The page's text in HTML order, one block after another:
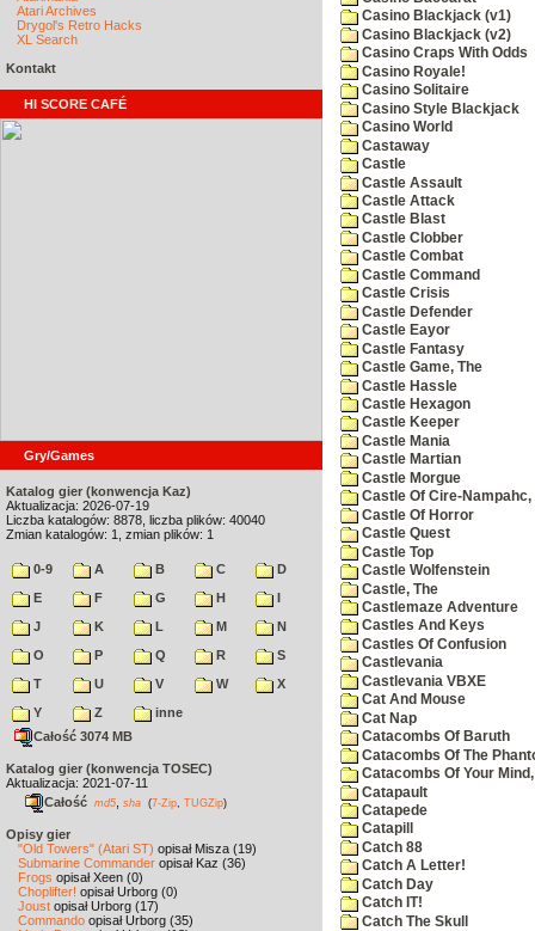
Atari Archives
Drygol's Retro Hacks
XL Search
Kontakt
HI SCORE CAFÉ
Gry/Games
Katalog gier (konwencja Kaz)
Aktualizacja: 2026-07-19
Liczba katalogów: 8878, liczba plików: 40040
Zmian katalogów: 1, zmian plików: 1
0-9 A B C
D
E
F G H
I
J
K L M
N
O
P Q R
S
T
U V W
X
Y
Z
inne
Całość 3074 MB
Katalog gier (konwencja TOSEC)
Aktualizacja: 2021-07-11
Całość md5 sha (7-Zip TUGZip)
Opisy gier
"Old Towers" (Atari ST) opisał Misza (19)
Submarine Commander opisał Kaz (36)
Frogs opisał Xeen (0)
Choplifter! opisał Urborg (0)
Joust opisał Urborg (17)
Commando opisał Urborg (35)
Casino Blackjack (v1)
Casino Blackjack (v2)
Casino Craps With Odds
Casino Royale!
Casino Solitaire
Casino Style Blackjack
Casino World
Castaway
Castle
Castle Assault
Castle Attack
Castle Blast
Castle Clobber
Castle Combat
Castle Command
Castle Crisis
Castle Defender
Castle Eayor
Castle Fantasy
Castle Game, The
Castle Hassle
Castle Hexagon
Castle Keeper
Castle Mania
Castle Martian
Castle Morgue
Castle Of Cire-Nampahc,
Castle Of Horror
Castle Quest
Castle Top
Castle Wolfenstein
Castle, The
Castlemaze Adventure
Castles And Keys
Castles Of Confusion
Castlevania
Castlevania VBXE
Cat And Mouse
Cat Nap
Catacombs Of Baruth
Catacombs Of The
Catacombs Of Your
Catapault
Catapede
Catapill
Catch 88
Catch A Letter!
Catch Day
Catch IT!
Catch The Skull